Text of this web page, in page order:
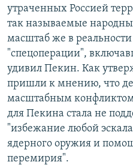
утраченных Россией
так называемые
масштаб же в
"спецоперации",
удивил Пекин. Как
пришли к мнению, что
масштабным
для Пекина стала не
"избежание любой
ядерного оружия и
перемирия".